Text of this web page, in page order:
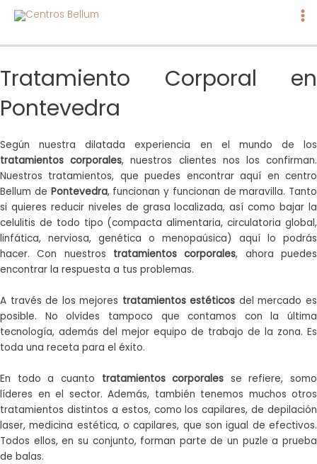
Tratamiento Corporal en
Pontevedra
Según nuestra dilatada experiencia en el mundo de los
tratamientos corporales, nuestros clientes nos los confirman.
Nuestros tratamientos, que puedes encontrar aquí en centro
Bellum de Pontevedra, funcionan y funcionan de maravilla. Tanto
si quieres reducir niveles de grasa localizada, así como bajar la
celulitis de todo tipo (compacta alimentaria, circulatoria global,
linfática, nerviosa, genética o menopaúsica) aquí lo podrás
hacer. Con nuestros tratamientos corporales, ahora puedes
encontrar la respuesta a tus problemas.
A través de los mejores tratamientos estéticos del mercado es
posible. No olvides tampoco que contamos con la última
tecnología, además del mejor equipo de trabajo de la zona. Es
toda una receta para el éxito.
En todo a cuanto tratamientos corporales se refiere, somo
líderes en el sector. Además, también tenemos muchos otros
tratamientos distintos a estos, como los capilares, de depilación
laser, medicina estética, o capilares, que son igual de efectivos.
Todos ellos, en su conjunto, forman parte de un puzle a prueba
de balas.